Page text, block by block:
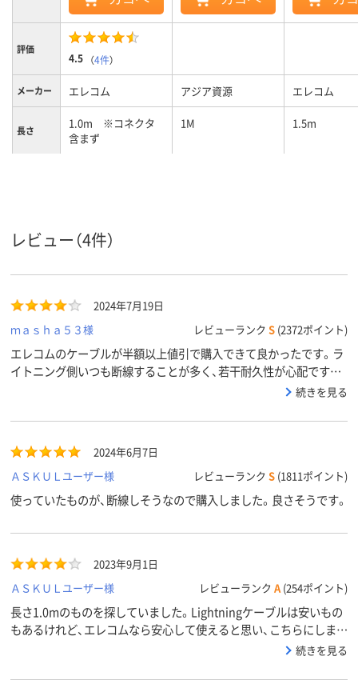
評価
4.5 （4件）
メーカー エレコム アジア資源 エレコム
長さ
1.0m ※コネクタ
含まず
1M 1.5m
レビュー（4件）
2024年7月19日
ｍａｓｈａ５３様
レビューランク S (2372ポイント)
エレコムのケーブルが半額以上値引で購入できて良かったです。ラ
イトニング側いつも断線することが多く、若干耐久性が心配ですの
続きを見る
2024年6月7日
ＡＳＫＵＬユーザー様
レビューランク S (1811ポイント)
使っていたものが、断線しそうなので購入しました。良さそうです。
2023年9月1日
ＡＳＫＵＬユーザー様
レビューランク A (254ポイント)
長さ1.0mのものを探していました。Lightningケーブルは安いもの
もあるけれど、エレコムなら安心して使えると思い、こちらにしまし
続きを見る